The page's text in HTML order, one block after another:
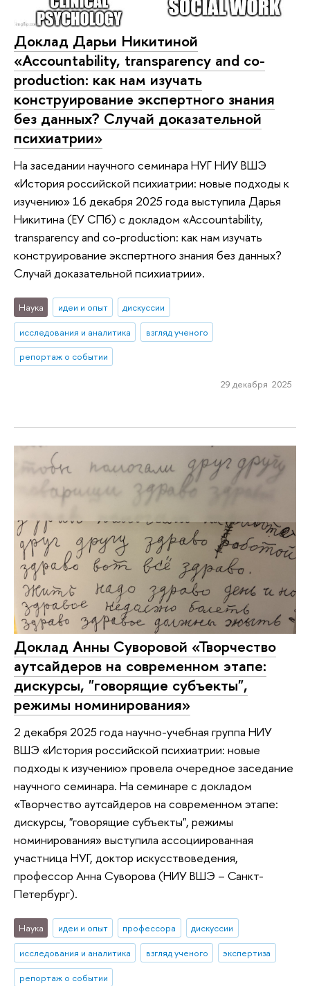
Доклад Дарьи Никитиной
«Accountability, transparency and co-
production: как нам изучать
конструирование экспертного знания
без данных? Случай доказательной
психиатрии»
На заседании научного семинара НУГ НИУ ВШЭ
«История российской психиатрии: новые подходы к
изучению» 16 декабря 2025 года выступила Дарья
Никитина (ЕУ СПб) с докладом «Accountability,
transparency and co-production: как нам изучать
конструирование экспертного знания без данных?
Случай доказательной психиатрии».
Наука идеи и опыт
дискуссии
исследования и аналитика
взгляд ученого
репортаж о событии
29 декабря 2025
Доклад Анны Суворовой «Творчество
аутсайдеров на современном этапе:
дискурсы, "говорящие субъекты",
режимы номинирования»
2 декабря 2025 года научно-учебная группа НИУ
ВШЭ «История российской психиатрии: новые
подходы к изучению» провела очередное заседание
научного семинара. На семинаре с докладом
«Творчество аутсайдеров на современном этапе:
дискурсы, "говорящие субъекты", режимы
номинирования» выступила ассоциированная
участница НУГ, доктор искусствоведения,
профессор Анна Суворова (НИУ ВШЭ – Санкт-
Петербург).
Наука идеи и опыт профессора
дискуссии
исследования и аналитика
взгляд ученого
экспертиза
репортаж о событии